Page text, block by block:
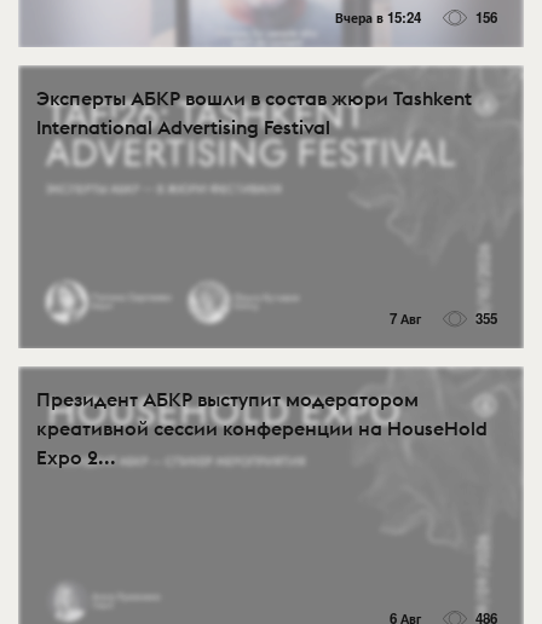
Вчера в 15:24 156
Эксперты АБКР вошли в состав жюри Tashkent
International Advertising Festival
7 Авг 355
Президент АБКР выступит модератором
креативной сессии конференции на HouseHold
Expo 2...
6 Авг 486